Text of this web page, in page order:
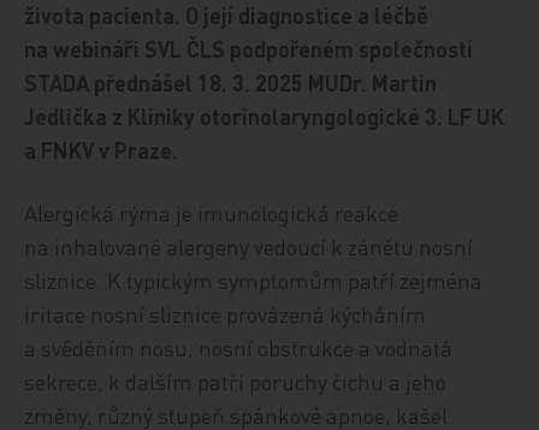
života pacienta. O její diagnostice a léčbě
na webináři SVL ČLS podpořeném společností
STADA přednášel 18. 3. 2025 MUDr. Martin
Jedlička z Kliniky otorinolaryngologické 3. LF UK
a FNKV v Praze.
Alergická rýma je imunologická reakce
na inhalované alergeny vedoucí k zánětu nosní
sliznice. K typickým symptomům patří zejména
iritace nosní sliznice provázená kýcháním
a svěděním nosu, nosní obstrukce a vodnatá
sekrece, k dalším patří poruchy čichu a jeho
změny, různý stupeň spánkové apnoe, kašel